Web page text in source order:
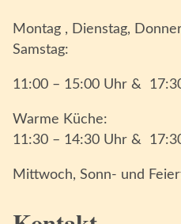
Montag , Dienstag,
Samstag:
11:00 – 15:00 Uhr &
Warme Küche:
11:30 – 14:30 Uhr &
Mittwoch, Sonn- und